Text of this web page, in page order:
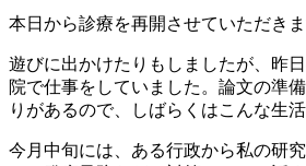
本日から診療を再開させていただきま
遊びに出かけたりもしましたが、昨
院で仕事をしていました。論文の準
りがあるので、しばらくはこんな生
今月中旬には、ある行政から私の研